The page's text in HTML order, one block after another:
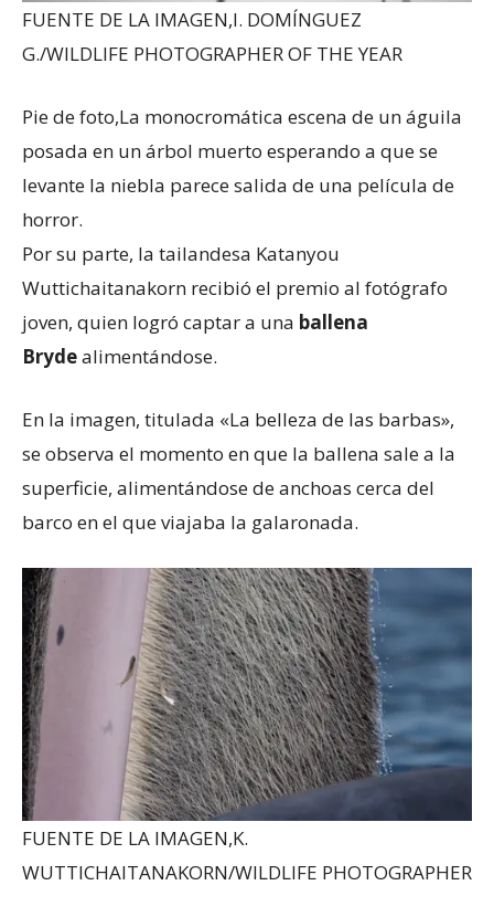
FUENTE DE LA IMAGEN,I. DOMÍNGUEZ
G./WILDLIFE PHOTOGRAPHER OF THE YEAR
Pie de foto,La monocromática escena de un águila
posada en un árbol muerto esperando a que se
levante la niebla parece salida de una película de
horror.
Por su parte, la tailandesa Katanyou
Wuttichaitanakorn recibió el premio al fotógrafo
joven, quien logró captar a una ballena
Brydealimentándose.
En la imagen, titulada «La belleza de las barbas»,
se observa el momento en que la ballena sale a la
superficie, alimentándose de anchoas cerca del
barco en el que viajaba la galaronada.
FUENTE DE LA IMAGEN,K.
WUTTICHAITANAKORN/WILDLIFE PHOTOGRAPHER